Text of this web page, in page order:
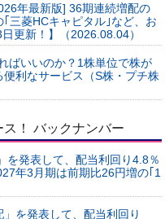
年最新版] 36期連続増配の
三菱HCキャピタル｣など、お
更新！】（2026.08.04）
ばいいのか？1株単位で株が
利なサービス（S株・プチ株
！ バックナンバー
を発表して、配当利回り4.8％
年3月期は前期比26円増の｢1
を発表して、配当利回り